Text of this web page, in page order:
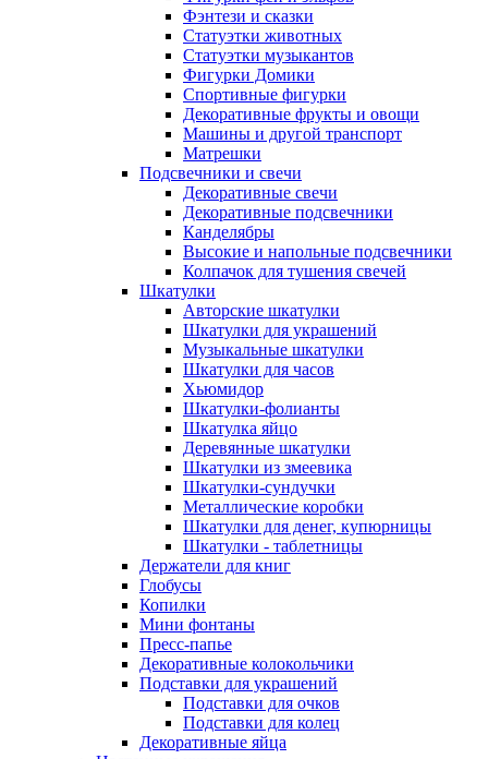
Фэнтези и сказки
Статуэтки животных
Статуэтки музыкантов
Фигурки Домики
Спортивные фигурки
Декоративные фрукты и овощи
Машины и другой транспорт
Матрешки
Подсвечники и свечи
Декоративные свечи
Декоративные подсвечники
Канделябры
Высокие и напольные подсвечники
Колпачок для тушения свечей
Шкатулки
Авторские шкатулки
Шкатулки для украшений
Музыкальные шкатулки
Шкатулки для часов
Хьюмидор
Шкатулки-фолианты
Шкатулка яйцо
Деревянные шкатулки
Шкатулки из змеевика
Шкатулки-сундучки
Металлические коробки
Шкатулки для денег, купюрницы
Шкатулки - таблетницы
Держатели для книг
Глобусы
Копилки
Мини фонтаны
Пресс-папье
Декоративные колокольчики
Подставки для украшений
Подставки для очков
Подставки для колец
Декоративные яйца